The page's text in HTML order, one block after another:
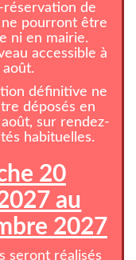
réservation de
ne pourront être
ni en mairie.
accessible à
définitive ne
déposés en
sur rendez-
habituelles.
20
au
2027
seront réalisés